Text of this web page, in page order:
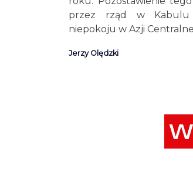
przez rząd w Kabulu
niepokoju w Azji
Jerzy Olędzki